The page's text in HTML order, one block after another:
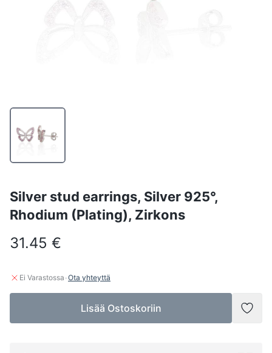
Silver stud earrings, Silver 925°,
Rhodium (Plating), Zirkons
31.45 €
Ei Varastossa ·Ota yhteyttä
Lisää Ostoskoriin